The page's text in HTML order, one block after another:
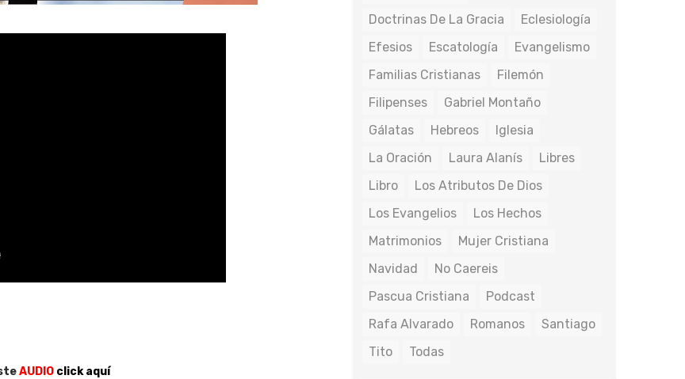
AUDIO click aquí
Doctrinas De La Gracia
Eclesiología
Efesios
Escatología
Evangelismo
Familias Cristianas
Filemón
Filipenses
Gabriel Montaño
Gálatas
Hebreos
Iglesia
La Oración
Laura Alanís
Libres
Libro
Los Atributos De Dios
Los Evangelios
Los Hechos
Matrimonios
Mujer Cristiana
Navidad
No Caereis
Pascua Cristiana
Podcast
Rafa Alvarado
Romanos
Santiago
Tito
Todas